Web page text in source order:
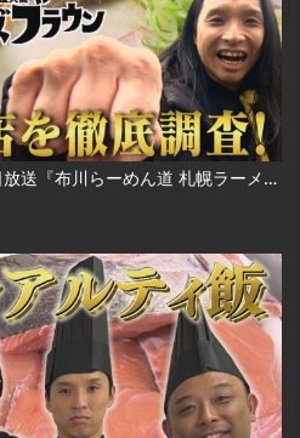
オズブラウン #85 12月14日放送『布川らーめん道 札幌ラーメン最前線2025』